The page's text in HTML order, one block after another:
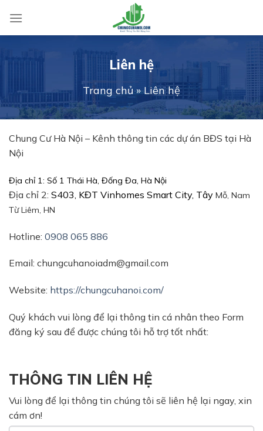
content
Liên hệ
Trang chủ»Liên hệ
Chung Cư Hà Nội – Kênh thông tin các dự án BĐS tại Hà
Nội
Địa chỉ 1: Số 1 Thái Hà, Đống Đa, Hà Nội
Địa chỉ 2: S403, KĐT Vinhomes Smart City, Tây Mỗ, Nam
Từ Liêm, HN
Hotline: 0908 065 886
Email: chungcuhanoiadm@gmail.com
Website: https://chungcuhanoi.com/
Quý khách vui lòng để lại thông tin cá nhân theo Form
đăng ký sau để được chúng tôi hỗ trợ tốt nhất:
THÔNG TIN LIÊN HỆ
Vui lòng để lại thông tin chúng tôi sẽ liên hệ lại ngay, xin
cám ơn!